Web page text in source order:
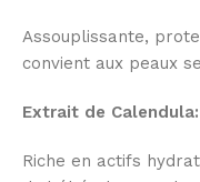
Assouplissante,
convient aux peaux
Extrait de Calendula:
Riche en actifs